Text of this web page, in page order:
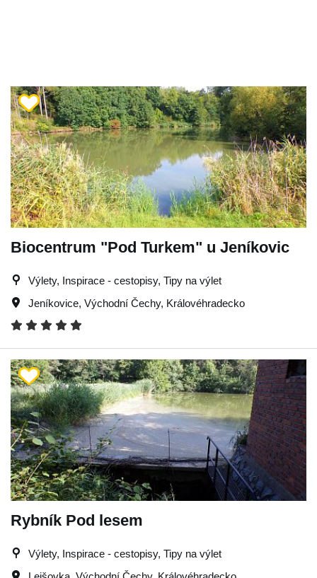
Biocentrum "Pod Turkem" u Jeníkovic
Výlety, Inspirace - cestopisy, Tipy na výlet
Jeníkovice, Východní Čechy, Královéhradecko
Rybník Pod lesem
Výlety, Inspirace - cestopisy, Tipy na výlet